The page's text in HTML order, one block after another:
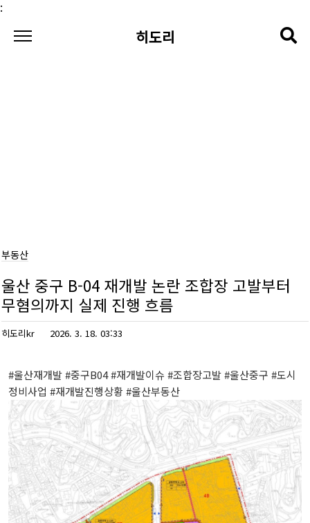
:
본문 바로가기
히도리
부동산
울산 중구 B-04 재개발 논란 조합장 고발부터
무혐의까지 실제 진행 흐름
히도리kr 2026. 3. 18. 03:33
#울산재개발 #중구B04 #재개발이슈 #조합장고발 #울산중구 #도시
정비사업 #재개발진행상황 #울산부동산